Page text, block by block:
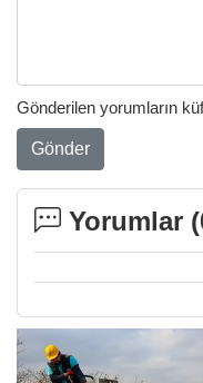
Gönderilen yorumların
Gönder
Yorumlar (